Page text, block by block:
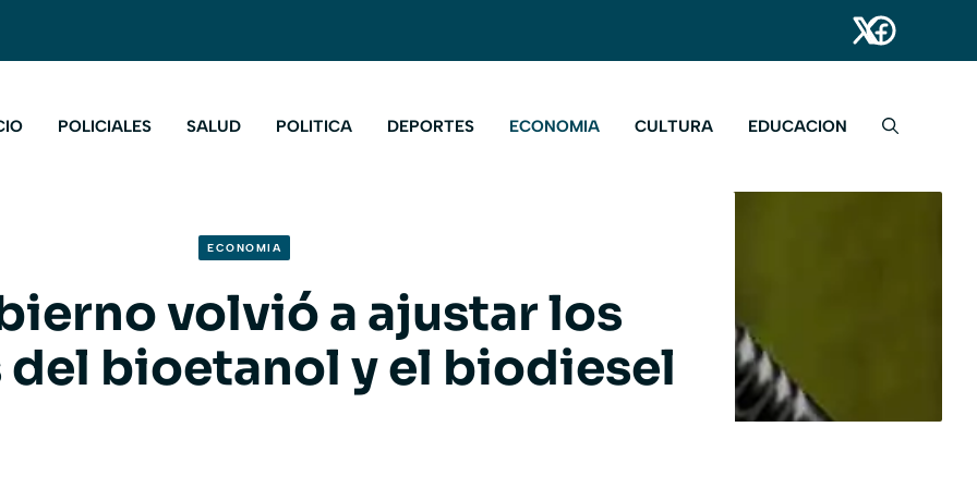
POLICIALES SALUD POLITICA DEPORTES ECONOMIA CULTURA EDUCACION
ECONOMIA
volvió a ajustar los
bioetanol y el biodiesel